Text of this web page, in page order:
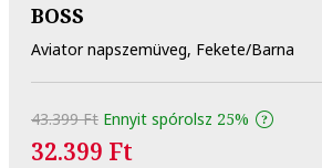
BOSS
Aviator napszemüveg, Fekete/Barna
43.399 Ft Ennyit spórolsz 25%
32.399 Ft